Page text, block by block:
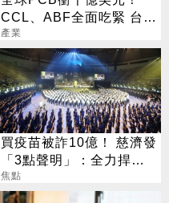
CCL、ABF全面吃緊 台廠
迎兆元商機
產業
買疫苗被詐10億！ 慈濟發
「3點聲明」：全力捍衛
捐款人權益
焦點